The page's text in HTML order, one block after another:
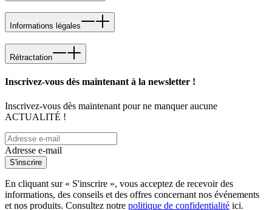
Informations légales
Rétractation
Inscrivez-vous dès maintenant à la newsletter !
Inscrivez-vous dès maintenant pour ne manquer aucune
ACTUALITÉ !
Adresse e-mail
S'inscrire
En cliquant sur « S'inscrire », vous acceptez de recevoir des
informations, des conseils et des offres concernant nos événements
et nos produits. Consultez notre politique de confidentialité ici.